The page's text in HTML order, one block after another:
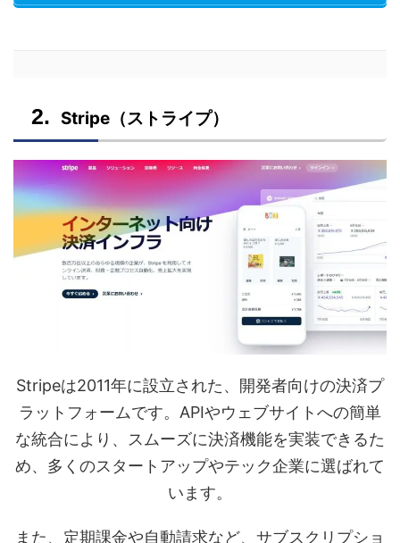
Stripe（ストライプ）
Stripeは2011年に設立された、開発者向けの決済プ
ラットフォームです。APIやウェブサイトへの簡単
な統合により、スムーズに決済機能を実装できるた
め、多くのスタートアップやテック企業に選ばれて
います。
また、定期課金や自動請求など、サブスクリプショ